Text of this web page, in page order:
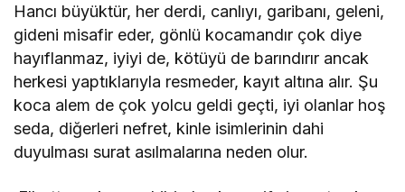
Hancı büyüktür, her derdi, canlıyı, garibanı, geleni,
gideni misafir eder, gönlü kocamandır çok diye
hayıflanmaz, iyiyi de, kötüyü de barındırır ancak
herkesi yaptıklarıyla resmeder, kayıt altına alır. Şu
koca alem de çok yolcu geldi geçti, iyi olanlar hoş
seda, diğerleri nefret, kinle isimlerinin dahi
duyulması surat asılmalarına neden olur.